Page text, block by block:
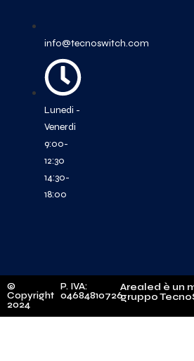
info@tecnoswitch.com
Lunedi -
Venerdi
9:00-
12:30
14:30-
18:00
©
Copyright
2024
P. IVA:
04684810726
Arealed è un
gruppo